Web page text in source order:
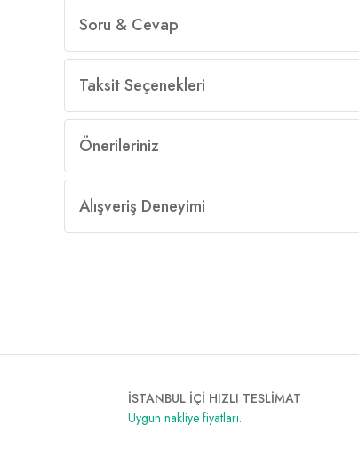
Soru & Cevap
Taksit Seçenekleri
Önerileriniz
Alışveriş Deneyimi
İSTANBUL İÇİ HIZLI TESLİMAT
Uygun nakliye fiyatları.